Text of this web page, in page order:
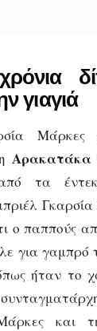
γιαγιά
Μάρκες
Αρακατάκα
τα
ο παππούς
για γαμπρό
ήταν το
και